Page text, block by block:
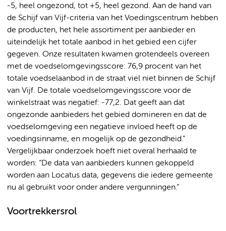
-5, heel ongezond, tot +5, heel gezond. Aan de hand van
de Schijf van Vijf-criteria van het Voedingscentrum hebben
de producten, het hele assortiment per aanbieder en
uiteindelijk het totale aanbod in het gebied een cijfer
gegeven. Onze resultaten kwamen grotendeels overeen
met de voedselomgevingsscore: 76,9 procent van het
totale voedselaanbod in de straat viel niet binnen de Schijf
van Vijf. De totale voedselomgevingsscore voor de
winkelstraat was negatief: -77,2. Dat geeft aan dat
ongezonde aanbieders het gebied domineren en dat de
voedselomgeving een negatieve invloed heeft op de
voedingsinname, en mogelijk op de gezondheid.”
Vergelijkbaar onderzoek hoeft niet overal herhaald te
worden: “De data van aanbieders kunnen gekoppeld
worden aan Locatus data, gegevens die iedere gemeente
nu al gebruikt voor onder andere vergunningen.”
Voortrekkersrol